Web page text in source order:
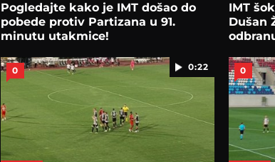
Pogledajte kako je IMT došao do
pobede protiv Partizana u 91.
minutu utakmice!
IMT
Dušan
0:22
0 0